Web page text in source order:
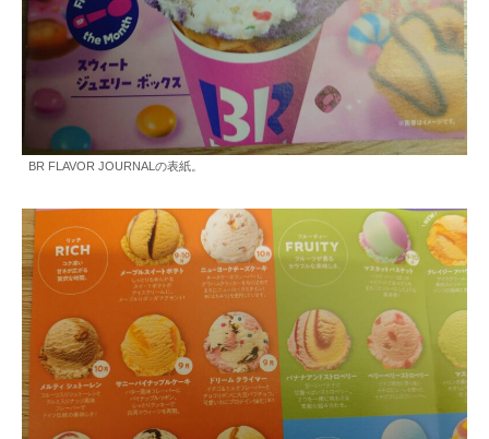
BR FLAVOR JOURNALの表紙。